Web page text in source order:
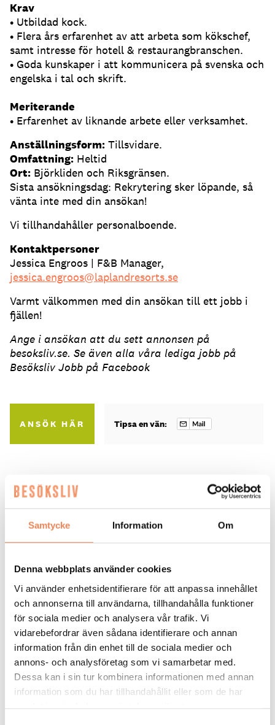
Samtycke Information Om
Denna webbplats använder cookies
Vi använder enhetsidentifierare för att anpassa innehållet
och annonserna till användarna, tillhandahålla funktioner
för sociala medier och analysera vår trafik. Vi
vidarebefordrar även sådana identifierare och annan
information från din enhet till de sociala medier och
annons- och analysföretag som vi samarbetar med.
Dessa kan i sin tur kombinera informationen med annan
information som du har tillhandahållit eller som de har
Krav
• Utbildad kock.
• Flera års erfarenhet av att arbeta som kökschef,
samt intresse för hotell & restaurangbranschen.
• Goda kunskaper i att kommunicera på svenska och
engelska i tal och skrift.
Meriterande
• Erfarenhet av liknande arbete eller verksamhet.
Anställningsform: Tillsvidare.
Omfattning: Heltid
Ort: Björkliden och Riksgränsen.
Sista ansökningsdag: Rekrytering sker löpande, så
vänta inte med din ansökan!
Vi tillhandahåller personalboende.
Kontaktpersoner
Jessica Engroos | F&B Manager,
jessica.engroos@laplandresorts.se
Varmt välkommen med din ansökan till ett jobb i
fjällen!
Ange i ansökan att du sett annonsen på
besoksliv.se. Se även alla våra lediga jobb på
Besöksliv Jobb på Facebook
ANSÖK HÄR Tipsa en vän:
General
Manager/Hotelldirektör
Arbetsgivare: Quality Hotel Grand
Placeringsort: Falun
Sista ansökningsdag: 2026-09-04
LÄS MER